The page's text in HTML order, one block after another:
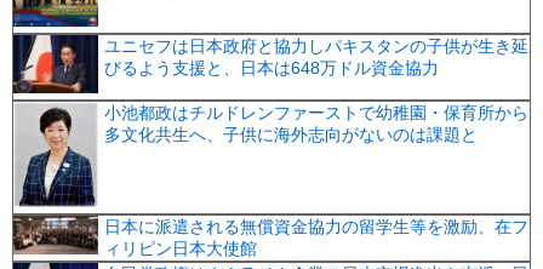
ユニセフは日本政府と協力しパキスタンの子供が生き延
びるよう支援と、日本は648万ドル資金協力
小池都政はチルドレンファーストで幼稚園・保育所から
多文化共生へ、子供に海外志向がないのは課題と
日本に派遣される無償資金協力の留学生等を激励、在フ
ィリピン日本大使館